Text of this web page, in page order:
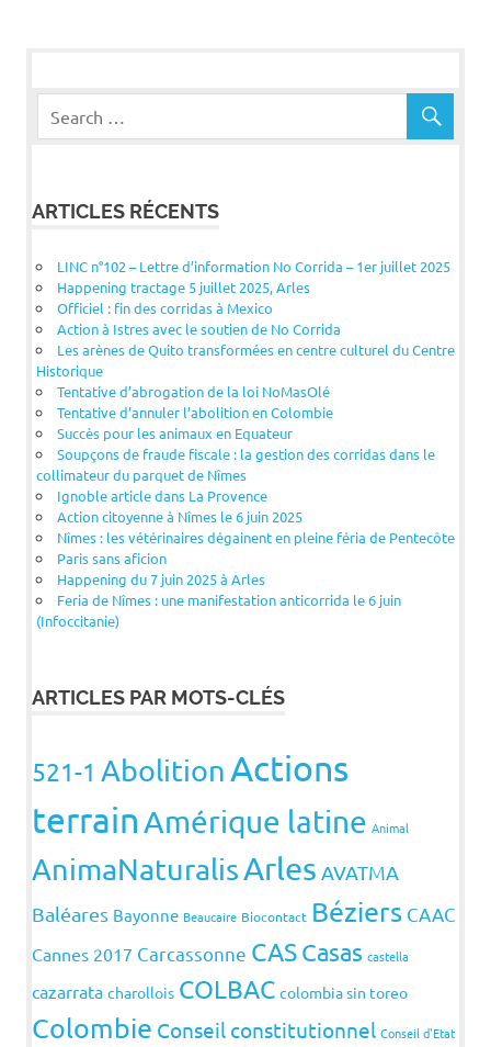
ARTICLES RÉCENTS
LINC n°102 – Lettre d’information No Corrida – 1er juillet 2025
Happening tractage 5 juillet 2025, Arles
Officiel : fin des corridas à Mexico
Action à Istres avec le soutien de No Corrida
Les arènes de Quito transformées en centre culturel du Centre
Historique
Tentative d’abrogation de la loi NoMasOlé
Tentative d’annuler l’abolition en Colombie
Succès pour les animaux en Equateur
Soupçons de fraude fiscale : la gestion des corridas dans le
collimateur du parquet de Nîmes
Ignoble article dans La Provence
Action citoyenne à Nîmes le 6 juin 2025
Nîmes : les vétérinaires dégainent en pleine féria de Pentecôte
Paris sans aficion
Happening du 7 juin 2025 à Arles
Feria de Nîmes : une manifestation anticorrida le 6 juin
(Infoccitanie)
ARTICLES PAR MOTS-CLÉS
521-1 AbolitionActions
terrainAmérique latine Animal
AnimaNaturalisArles AVATMA
Baléares Bayonne Beaucaire Biocontact Béziers CAAC
Cannes 2017 Carcassonne CASCasas castella
cazarrata charollois COLBAC colombia sin toreo
Colombie Conseil constitutionnel Conseil d'Etat